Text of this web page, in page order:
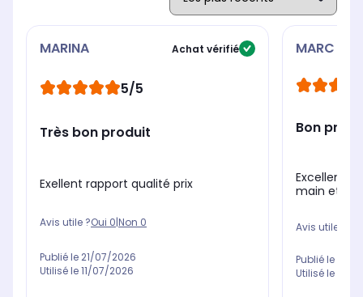
MARINA Achat vérifié
5/5
Très bon produit
Exellent rapport qualité prix
Avis utile ?Oui 0|Non 0
Publié le 21/07/2026
Utilisé le11/07/2026
MARC
Bon
Excellent
main et
Avis utile ?
Publié le
Utilisé le